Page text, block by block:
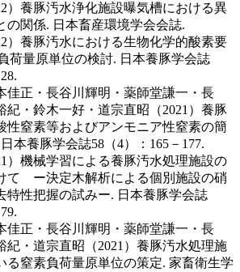
）養豚汚水浄化施設曝気槽における異
の関係. 日本畜産環境学会会誌.
）養豚汚水における生物化学的酸素要
荷量原単位の検討. 日本養豚学会誌
佳正・長谷川輝明・薬師堂謙一・長
・鈴木一好・道宗直昭（2021）養豚
性窒素等およびアンモニア性窒素の簡
本養豚学会誌58（4）：165－177.
）機械学習による養豚汚水処理施設の
て ー決定木解析による個別施設の硝
特性把握の試みー. 日本養豚学会誌
佳正・長谷川輝明・薬師堂謙一・長
・道宗直昭（2021）養豚汚水処理施
る窒素負荷量原単位の策定. 家畜衛生学